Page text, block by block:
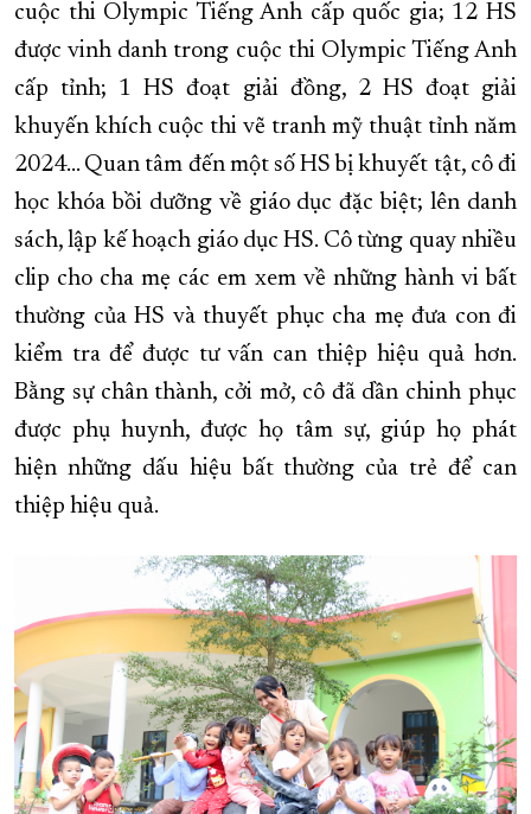
cuộc thi Olympic Tiếng Anh cấp quốc gia; 12 HS
được vinh danh trong cuộc thi Olympic Tiếng Anh
cấp tỉnh; 1 HS đoạt giải đồng, 2 HS đoạt giải
khuyến khích cuộc thi vẽ tranh mỹ thuật tỉnh năm
2024... Quan tâm đến một số HS bị khuyết tật, cô đi
học khóa bồi dưỡng về giáo dục đặc biệt; lên danh
sách, lập kế hoạch giáo dục HS. Cô từng quay nhiều
clip cho cha mẹ các em xem về những hành vi bất
thường của HS và thuyết phục cha mẹ đưa con đi
kiểm tra để được tư vấn can thiệp hiệu quả hơn.
Bằng sự chân thành, cởi mở, cô đã dần chinh phục
được phụ huynh, được họ tâm sự, giúp họ phát
hiện những dấu hiệu bất thường của trẻ để can
thiệp hiệu quả.